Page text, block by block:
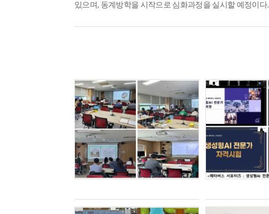
있으며, 동계방학을 시작으로 심화과정을 실시할 예정이다.